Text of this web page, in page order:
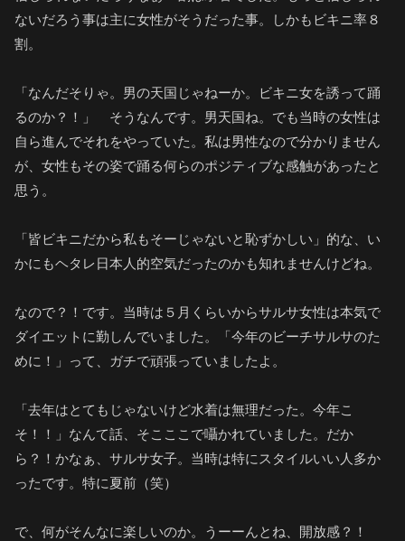
ないだろう事は主に女性がそうだった事。しかもビキニ率８
割。
「なんだそりゃ。男の天国じゃねーか。ビキニ女を誘って踊
るのか？！」 そうなんです。男天国ね。でも当時の女性は
自ら進んでそれをやっていた。私は男性なので分かりません
が、女性もその姿で踊る何らのポジティブな感触があったと
思う。
「皆ビキニだから私もそーじゃないと恥ずかしい」的な、い
かにもヘタレ日本人的空気だったのかも知れませんけどね。
なので？！です。当時は５月くらいからサルサ女性は本気で
ダイエットに勤しんでいました。「今年のビーチサルサのた
めに！」って、ガチで頑張っていましたよ。
「去年はとてもじゃないけど水着は無理だった。今年こ
そ！！」なんて話、そこここで囁かれていました。だか
ら？！かなぁ、サルサ女子。当時は特にスタイルいい人多か
ったです。特に夏前（笑）
で、何がそんなに楽しいのか。うーーんとね、開放感？！